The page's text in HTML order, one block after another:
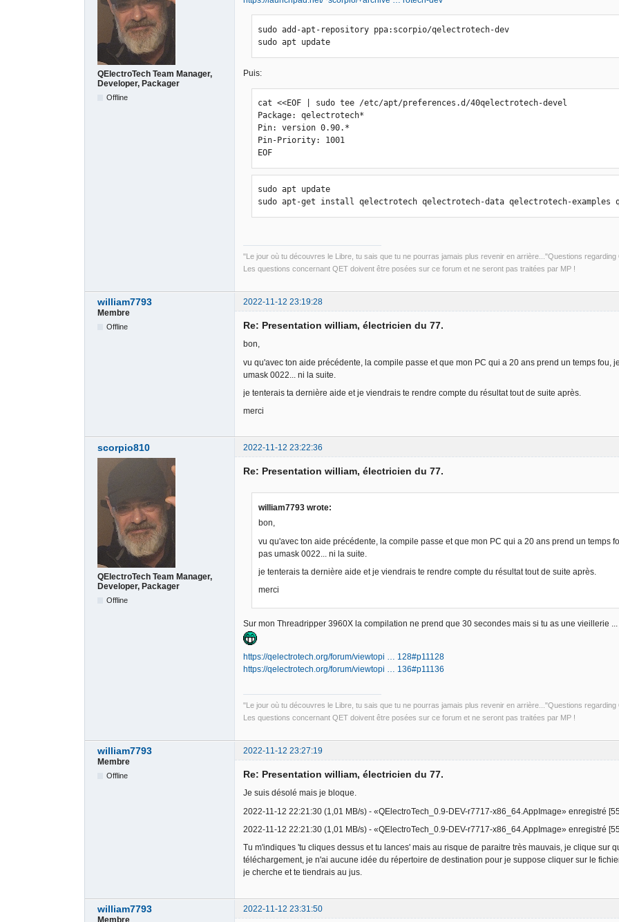
QElectroTech Team Manager,
Developer, Packager
Offline
sudo add-apt-repository ppa:scorpio/qelectrotech-dev
sudo apt update
Puis:
cat <<EOF | sudo tee /etc/apt/preferences.d/40qelectrotech-devel
Package: qelectrotech*
Pin: version 0.90.*
Pin-Priority: 1001
EOF
sudo apt update
sudo apt-get install qelectrotech qelectrotech-data qelectrotech-examples
"Le jour où tu découvres le Libre, tu sais que tu ne pourras jamais plus revenir en arrière..."Questions
Les questions concernant QET doivent être posées sur ce forum et ne seront pas traitées par MP !
william7793
2022-11-12 23:19:28
Membre
Offline Re: Presentation william, électricien du 77.
bon,
vu qu'avec ton aide précédente, la compile passe et que mon PC qui a 20 ans prend un temps fou,
umask 0022... ni la suite.
je tenterais ta dernière aide et je viendrais te rendre compte du résultat tout de suite après.
merci
scorpio810 2022-11-12 23:22:36
QElectroTech Team Manager,
Developer, Packager
Offline
Re: Presentation william, électricien du 77.
william7793 wrote:
bon,
vu qu'avec ton aide précédente, la compile passe et que mon PC qui a 20 ans prend un temps
pas umask 0022... ni la suite.
je tenterais ta dernière aide et je viendrais te rendre compte du résultat tout de suite après.
merci
Sur mon Threadripper 3960X la compilation ne prend que 30 secondes mais si tu as une vieillerie ...
https://qelectrotech.org/forum/viewtopi … 128#p11128
https://qelectrotech.org/forum/viewtopi … 136#p11136
"Le jour où tu découvres le Libre, tu sais que tu ne pourras jamais plus revenir en arrière..."Questions
Les questions concernant QET doivent être posées sur ce forum et ne seront pas traitées par MP !
william7793
2022-11-12 23:27:19
Membre
Offline Re: Presentation william, électricien du 77.
Je suis désolé mais je bloque.
2022-11-12 22:21:30 (1,01 MB/s) - «QElectroTech_0.9-DEV-r7717-x86_64.AppImage» enregistré
2022-11-12 22:21:30 (1,01 MB/s) - «QElectroTech_0.9-DEV-r7717-x86_64.AppImage» enregistré
Tu m'indiques 'tu cliques dessus et tu lances' mais au risque de paraitre très mauvais, je clique sur
téléchargement, je n'ai aucune idée du répertoire de destination pour je suppose cliquer sur le
je cherche et te tiendrais au jus.
william7793
2022-11-12 23:31:50
Membre